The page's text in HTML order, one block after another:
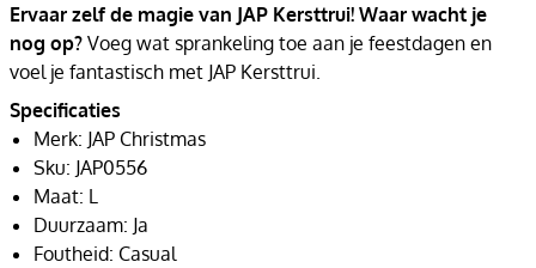
Ervaar zelf de magie van JAP Kersttrui! Waar wacht je
nog op? Voeg wat sprankeling toe aan je feestdagen en
voel je fantastisch met JAP Kersttrui.
Specificaties
Merk: JAP Christmas
Sku: JAP0556
Maat: L
Duurzaam: Ja
Foutheid: Casual